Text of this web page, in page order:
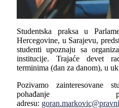
Studentska praksa u
Hercegovine, u Sarajevu,
studenti upoznaju sa
institucije. Trajaće devet
terminima (dan za danom), u
Pozivamo zainteresovane
pohađanje
adresu: